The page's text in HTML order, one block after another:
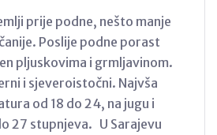
prije podne, nešto manje
Poslije podne porast
pljuskovima i grmljavinom.
i sjeveroistočni. Najvša
od 18 do 24, na jugu i
27 stupnjeva. U Sarajevu